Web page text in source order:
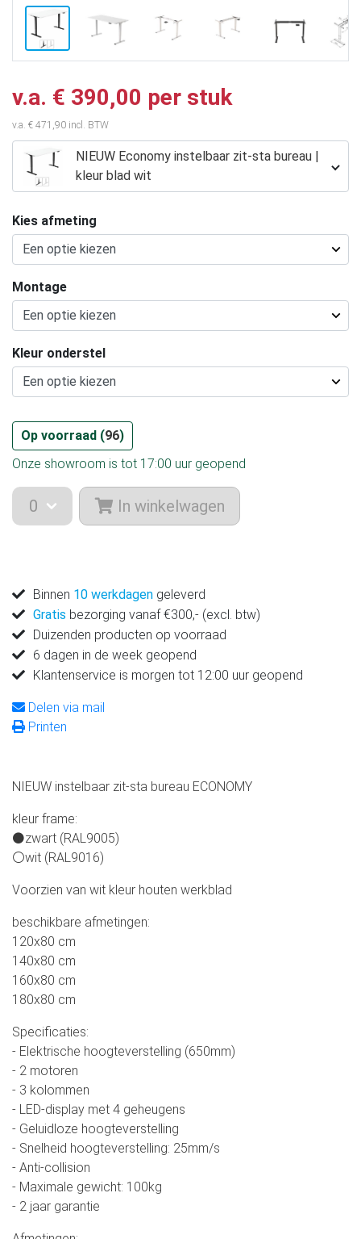
v.a. € 390,00 per stuk
v.a. € 471,90 incl. BTW
NIEUW Economy instelbaar zit-sta bureau |
kleur blad wit
Kies afmeting
Montage
Kleur onderstel
Op voorraad (96)
Onze showroom is tot 17:00 uur geopend
In winkelwagen
Binnen 10 werkdagen geleverd
Gratis bezorging vanaf €300,- (excl. btw)
Duizenden producten op voorraad
6 dagen in de week geopend
Klantenservice is morgen tot 12:00 uur geopend
Delen via mail
Printen
NIEUW instelbaar zit-sta bureau ECONOMY
kleur frame:
⚫zwart (RAL9005)
⚪wit (RAL9016)
Voorzien van wit kleur houten werkblad
beschikbare afmetingen:
120x80 cm
140x80 cm
160x80 cm
180x80 cm
Specificaties:
- Elektrische hoogteverstelling (650mm)
- 2 motoren
- 3 kolommen
- LED-display met 4 geheugens
- Geluidloze hoogteverstelling
- Snelheid hoogteverstelling: 25mm/s
- Anti-collision
- Maximale gewicht: 100kg
- 2 jaar garantie